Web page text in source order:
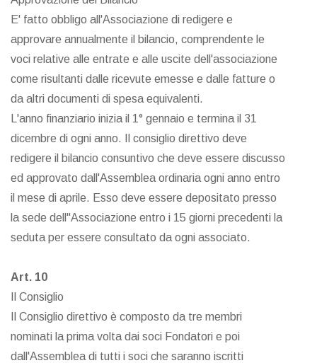
E' fatto obbligo all'Associazione di redigere e
approvare annualmente il bilancio, comprendente le
voci relative alle entrate e alle uscite dell'associazione
come risultanti dalle ricevute emesse e dalle fatture o
da altri documenti di spesa equivalenti.
L'anno finanziario inizia il 1° gennaio e termina il 31
dicembre di ogni anno. Il consiglio direttivo deve
redigere il bilancio consuntivo che deve essere discusso
ed approvato dall'Assemblea ordinaria ogni anno entro
il mese di aprile. Esso deve essere depositato presso
la sede dell"Associazione entro i 15 giorni precedenti la
seduta per essere consultato da ogni associato.
Art. 10
Il Consiglio
Il Consiglio direttivo è composto da tre membri
nominati la prima volta dai soci Fondatori e poi
dall'Assemblea di tutti i soci che saranno iscritti